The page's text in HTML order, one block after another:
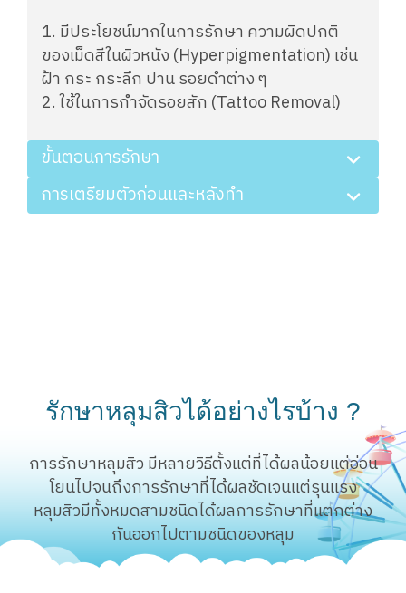
1. มีประโยชน์มากในการรักษา ความผิดปกติ
ของเม็ดสีในผิวหนัง (Hyperpigmentation) เช่น
ฝ้า กระ กระลึก ปาน รอยดำต่าง ๆ
2. ใช้ในการกำจัดรอยสัก (Tattoo Removal)
ขั้นตอนการรักษา
การเตรียมตัวก่อนและหลังทำ
รักษาหลุมสิวได้อย่างไรบ้าง ?
การรักษาหลุมสิว มีหลายวิธีตั้งแต่ที่ได้ผลน้อยแต่อ่อน
โยนไปจนถึงการรักษาที่ได้ผลชัดเจนแต่รุนแรง
หลุมสิวมีทั้งหมดสามชนิดได้ผลการรักษาที่แตกต่าง
กันออกไปตามชนิดของหลุม